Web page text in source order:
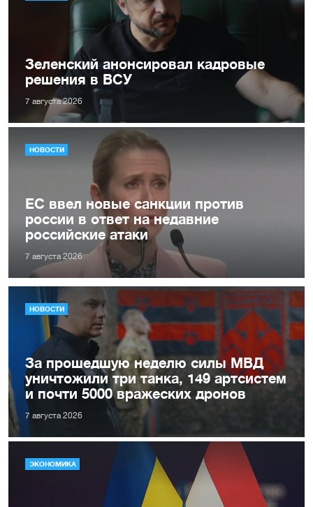
Зеленский анонсировал кадровые
решения в ВСУ
7 августа 2026
НОВОСТИ
ЕС ввел новые санкции против
россии в ответ на недавние
российские атаки
7 августа 2026
НОВОСТИ
За прошедшую неделю силы МВД
уничтожили три танка, 149 артсистем
и почти 5000 вражеских дронов
7 августа 2026
ЭКОНОМИКА